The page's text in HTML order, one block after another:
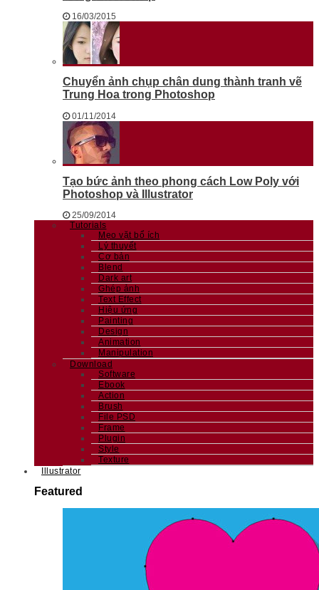
16/03/2015
Chuyển ảnh chụp chân dung thành tranh vẽ
Trung Hoa trong Photoshop
01/11/2014
Tạo bức ảnh theo phong cách Low Poly với
Photoshop và Illustrator
25/09/2014
Tutorials
Mẹo vặt bổ ích
Lý thuyết
Cơ bản
Blend
Dark art
Ghép ảnh
Text Effect
Hiệu ứng
Painting
Design
Animation
Manipulation
Download
Software
Ebook
Action
Brush
File PSD
Frame
Plugin
Style
Texture
Illustrator
Featured